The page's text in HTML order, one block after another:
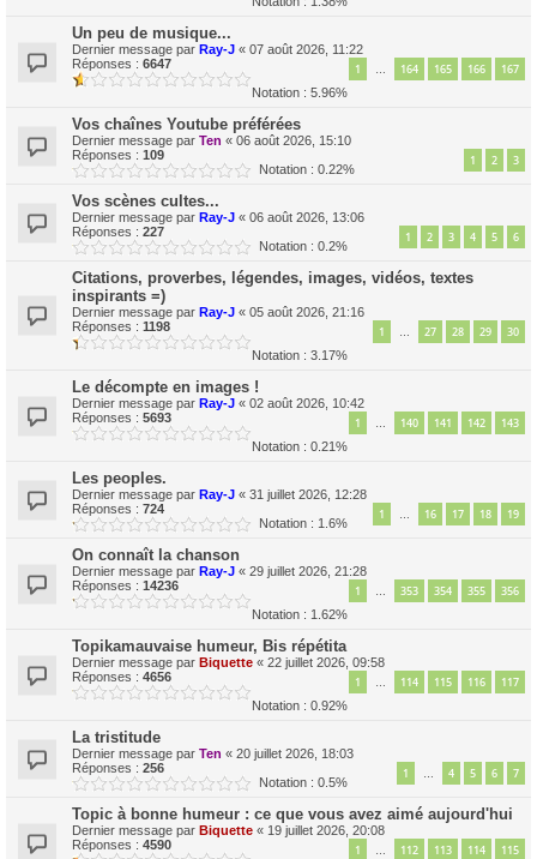
Un peu de musique...
Dernier message par Ray-J « 07 août 2026, 11:22
Réponses : 6647 1 … 164 165 166 167
Notation : 5.96%
Vos chaînes Youtube préférées
Dernier message par Ten « 06 août 2026, 15:10
Réponses : 109 1 2 3
Notation : 0.22%
Vos scènes cultes...
Dernier message par Ray-J « 06 août 2026, 13:06
Réponses : 227 1 2 3 4 5 6
Notation : 0.2%
Citations, proverbes, légendes, images, vidéos, textes
inspirants =)
Dernier message par Ray-J « 05 août 2026, 21:16
Réponses : 1198 1 … 27 28 29 30
Notation : 3.17%
Le décompte en images !
Dernier message par Ray-J « 02 août 2026, 10:42
Réponses : 5693 1 … 140 141 142 143
Notation : 0.21%
Les peoples.
Dernier message par Ray-J « 31 juillet 2026, 12:28
Réponses : 724 1 … 16 17 18 19
Notation : 1.6%
On connaît la chanson
Dernier message par Ray-J « 29 juillet 2026, 21:28
Réponses : 14236 1 … 353 354 355 356
Notation : 1.62%
Topikamauvaise humeur, Bis répétita
Dernier message par Biquette « 22 juillet 2026, 09:58
Réponses : 4656 1 … 114 115 116 117
Notation : 0.92%
La tristitude
Dernier message par Ten « 20 juillet 2026, 18:03
Réponses : 256 1 … 4 5 6 7
Notation : 0.5%
Topic à bonne humeur : ce que vous avez aimé aujourd'hui
Dernier message par Biquette « 19 juillet 2026, 20:08
Réponses : 4590 1 … 112 113 114 115